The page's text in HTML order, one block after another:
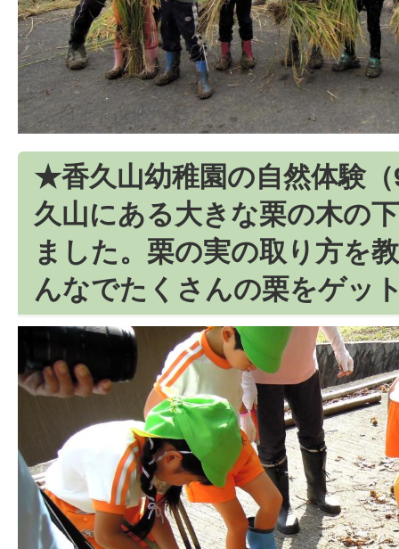
★香久山幼稚園の自然体験
久山にある大きな栗の木の
ました。栗の実の取り方を
んなでたくさんの栗をゲッ